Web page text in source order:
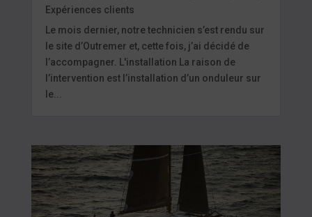
Expériences clients
Le mois dernier, notre technicien s’est rendu sur
le site d’Outremer et, cette fois, j’ai décidé de
l’accompagner. L'installation La raison de
l’intervention est l’installation d’un onduleur sur
le...